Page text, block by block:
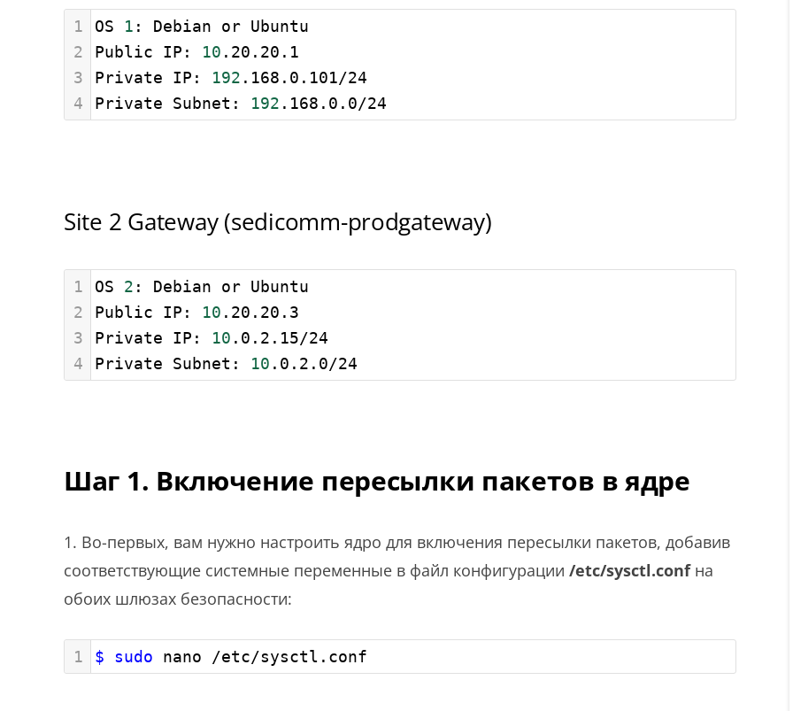
1 OS 1 : Debian or Ubuntu
2
Public IP: 10 .20.20.1
3
Private IP: 192 .168.0.101/24
4
Private Subnet: 192 .168.0.0/24
Site 2 Gateway (sedicomm-prodgateway)
1 OS 2 : Debian or Ubuntu
2
Public IP: 10 .20.20.3
3
Private IP: 10 .0.2.15/24
4
Private Subnet: 10 .0.2.0/24
Шаг 1. Включение пересылки пакетов в ядре
1. Во-первых, вам нужно настроить ядро ​​для включения пересылки пакетов, добавив
соответствующие системные переменные в файл конфигурации /etc/sysctl.confна
обоих шлюзах безопасности:
1 $ sudo nano /etc/sysctl.conf